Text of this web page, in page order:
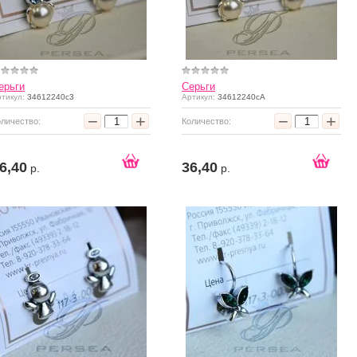
34612240с3
− +
р.
Серьги
Артикул: 34612240сА
Количество: − +
36,40 р.